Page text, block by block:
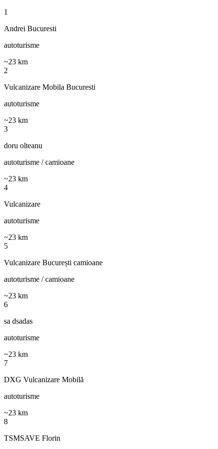
1
Andrei Bucuresti
autoturisme
~23 km
2
Vulcanizare Mobila Bucuresti
autoturisme
~23 km
3
doru olteanu
autoturisme / camioane
~23 km
4
Vulcanizare
autoturisme
~23 km
5
Vulcanizare București camioane
autoturisme / camioane
~23 km
6
sa dsadas
autoturisme
~23 km
7
DXG Vulcanizare Mobilă
autoturisme
~23 km
8
TSMSAVE Florin